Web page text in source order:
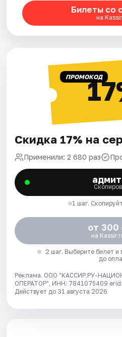
Билеты со
на
ПРОМОКОД
Скидка 17% на
Применили: 2 680 раз
1 шаг.
от 300
на
2 шаг. Выберите билет
до
Реклама. ООО "КАССИР.РУ-
ОПЕРАТОР", ИНН: 7841075409 erid:
Действует до 31 августа 2026